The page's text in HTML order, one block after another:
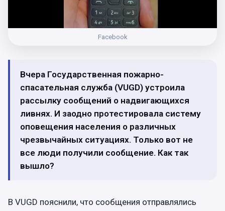
Facebook
Вчера Государственная пожарно-
спасательная служба (VUGD) устроила
рассылку сообщений о надвигающихся
ливнях. И заодно протестировала систему
оповещения населения о различных
чрезвычайных ситуациях. Только вот не
все люди получили сообщение. Как так
вышло?
В VUGD пояснили, что сообщения отправлялись